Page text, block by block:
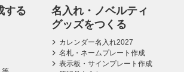
する
名入れ・ノベルティ
グッズをつくる
カレンダー名入れ2027
名札・ネームプレート作成
表示板・サインプレート作成